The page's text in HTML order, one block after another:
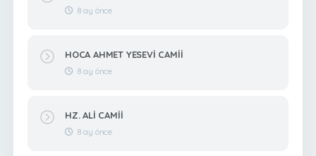
8 ay önce
HOCA AHMET YESEVİ CAMİİ
8 ay önce
HZ. ALİ CAMİİ
8 ay önce